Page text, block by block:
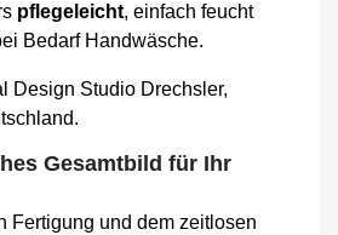
pflegeleicht, einfach feucht
Bedarf Handwäsche.
Design Studio Drechsler,
Gesamtbild für Ihr
Fertigung und dem zeitlosen